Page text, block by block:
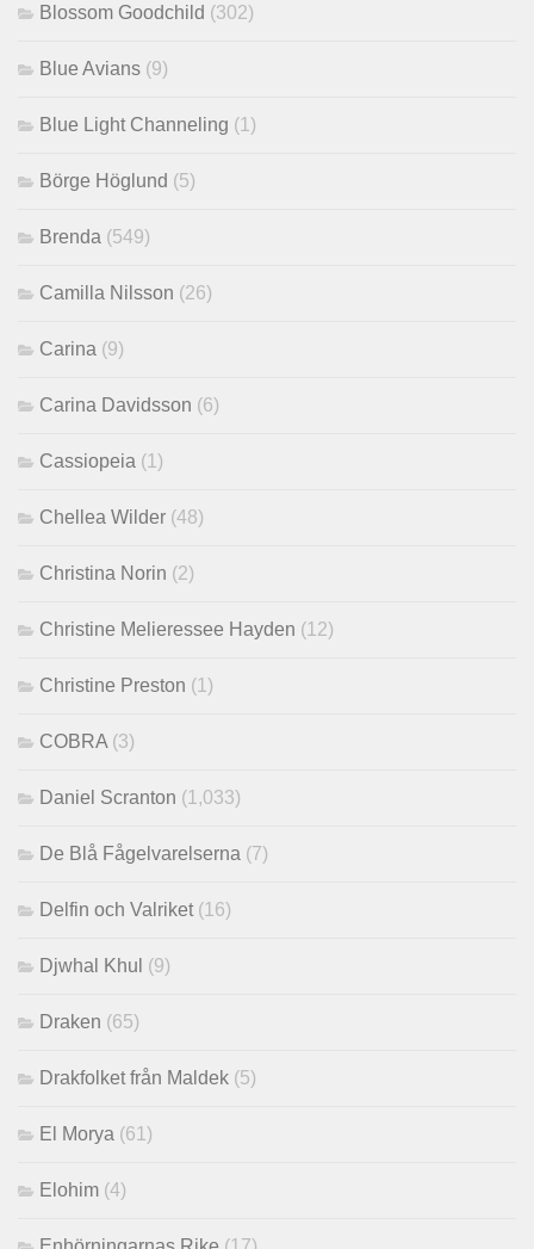
Blossom Goodchild (302)
Blue Avians (9)
Blue Light Channeling (1)
Börge Höglund (5)
Brenda (549)
Camilla Nilsson (26)
Carina (9)
Carina Davidsson (6)
Cassiopeia (1)
Chellea Wilder (48)
Christina Norin (2)
Christine Melieressee Hayden (12)
Christine Preston (1)
COBRA (3)
Daniel Scranton (1,033)
De Blå Fågelvarelserna (7)
Delfin och Valriket (16)
Djwhal Khul (9)
Draken (65)
Drakfolket från Maldek (5)
El Morya (61)
Elohim (4)